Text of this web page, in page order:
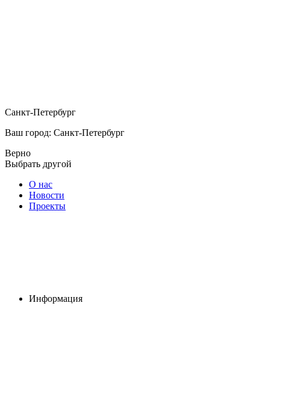
Санкт-Петербург
Ваш город: Санкт-Петербург
Верно
Выбрать другой
О нас
Новости
Проекты
Информация